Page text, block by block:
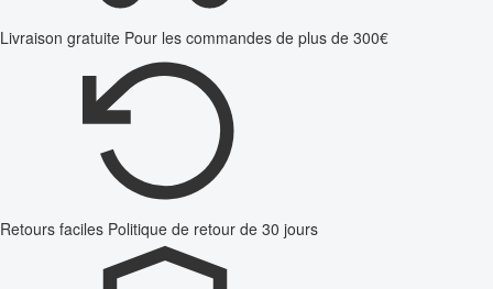
Livraison gratuite Pour les commandes de plus de 300€
Retours faciles Politique de retour de 30 jours